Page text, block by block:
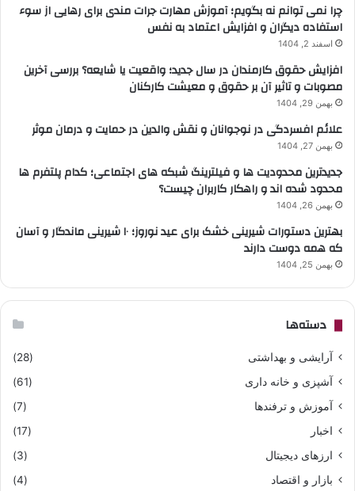
چرا نمی توانم نه بگویم؛ آموزش مهارت جرات مندی برای رهایی از سوء
استفاده دیگران و افزایش اعتماد به نفس
اسفند 2, 1404
افزایش حقوق کارمندان در سال جدید؛ واقعیت یا شایعه؟ بررسی آخرین
مصوبات و تاثیر آن بر حقوق و معیشت کارکنان
بهمن 29, 1404
علائم افسردگی در نوجوانان و نقش والدین در حمایت و درمان موثر
بهمن 27, 1404
جدیدترین محدودیت ها و فیلترینگ شبکه های اجتماعی؛ کدام پلتفرم ها
محدود شده اند و راهکار کاربران چیست؟
بهمن 26, 1404
بهترین دستورات شیرینی خشک برای عید نوروز؛ ۱۰ شیرینی ماندگار و آسان
که همه دوست دارند
بهمن 25, 1404
دسته‌ها
آرایشی و بهداشتی
(28)
آشپزی و خانه داری
(61)
آموزش و ترفندها
(7)
اخبار
(17)
ارزهای دیجیتال
(3)
بازار و اقتصاد
(4)